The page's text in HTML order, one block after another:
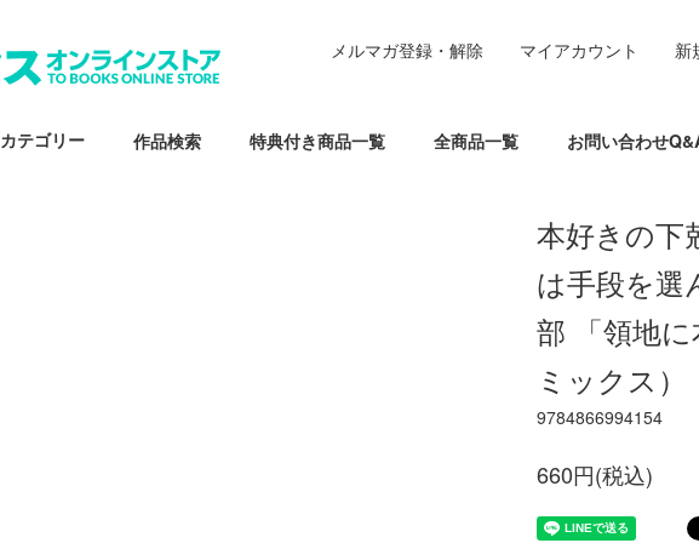
カテゴリー 作品検索 特典付き商品一覧 全商品一覧 お問い合わせ
メルマガ登録・解除 マイアカウント 新
本好きの下
は手段を選
部 「領地
ミックス）
9784866994154
660円(税込)